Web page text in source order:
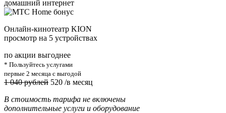
домашний интернет
Онлайн-кинотеатр KION
просмотр на 5 устройствах
по акции выгоднее
* Пользуйтесь услугами
первые 2 месяца с выгодой
1 040 рублей 520 /в месяц
В стоимость тарифа не включены
дополнительные услуги и оборудование